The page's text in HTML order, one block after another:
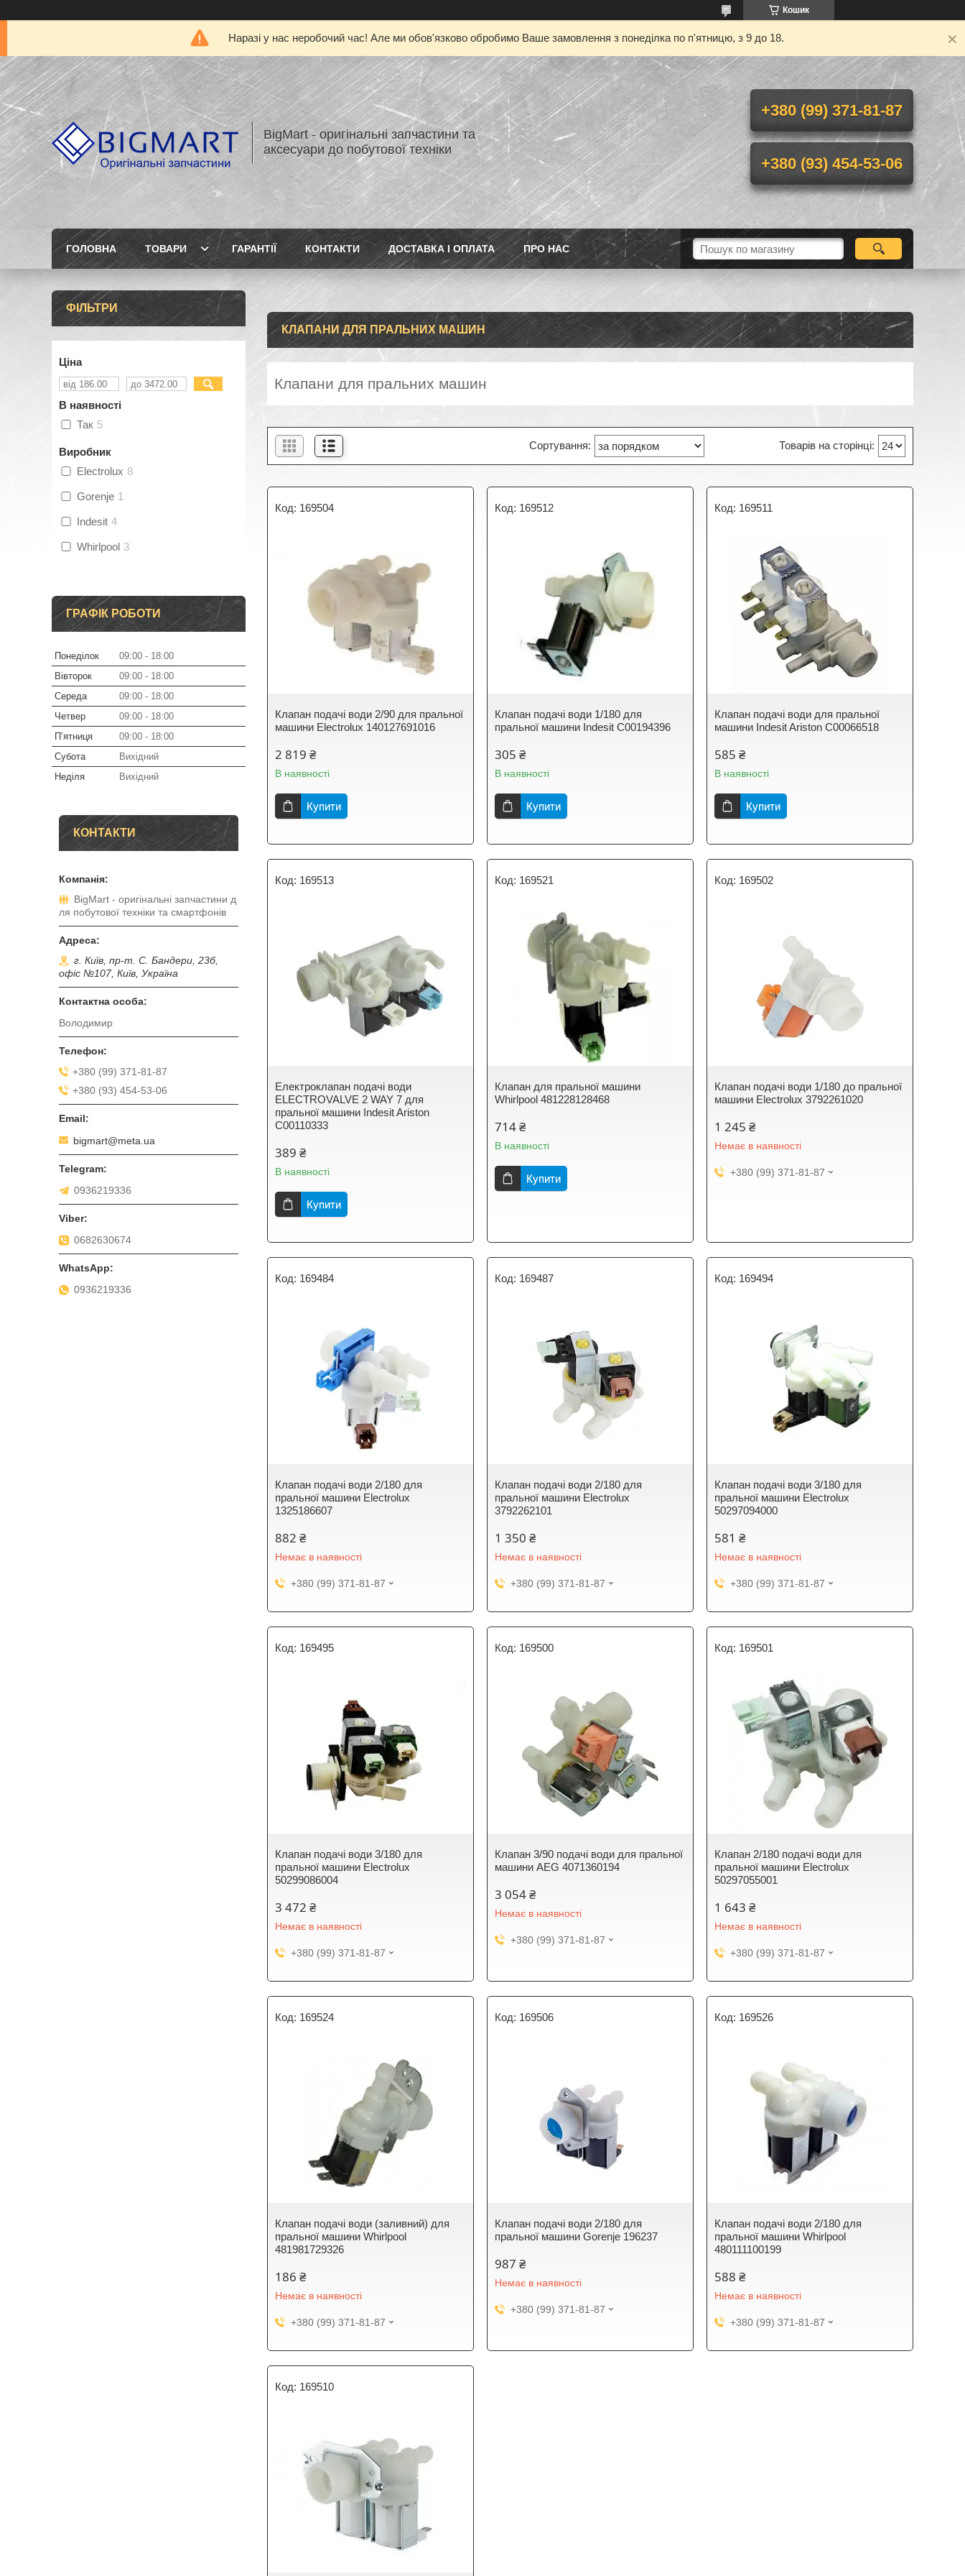
Кошик
Наразі у нас неробочий час! Але ми обов'язково обробимо Ваше замовлення з понеділка по п'ятницю, з 9 до 18.
BigMart - оригінальні запчастини та
аксесуари до побутової техніки
+380 (99) 371-81-87
+380 (93) 454-53-06
ГОЛОВНА ТОВАРИ ГАРАНТІЇ КОНТАКТИ ДОСТАВКА І ОПЛАТА ПРО НАС
КЛАПАНИ ДЛЯ ПРАЛЬНИХ МАШИН
Клапани для пральних машин
169504
Клапан подачі води 2/90 для пральної
машини Electrolux 140127691016
2 819 ₴
В наявності
Купити
169512
Клапан подачі води 1/180 для
пральної машини Indesit C00194396
305 ₴
В наявності
Купити
169511
Клапан подачі води для пральної
машини Indesit Ariston C00066518
585 ₴
В наявності
Купити
169513
Електроклапан подачі води
ELECTROVALVE 2 WAY 7 для
пральної машини Indesit Ariston
C00110333
389 ₴
В наявності
Купити
169521
Клапан для пральної машини
Whirlpool 481228128468
714 ₴
В наявності
Купити
169502
Клапан подачі води 1/180 до пральної
машини Electrolux 3792261020
1 245 ₴
Немає в наявності
+380 (99) 371-81-87
169484
Клапан подачі води 2/180 для
пральної машини Electrolux
1325186607
882 ₴
Немає в наявності
+380 (99) 371-81-87
169487
Клапан подачі води 2/180 для
пральної машини Electrolux
3792262101
1 350 ₴
Немає в наявності
+380 (99) 371-81-87
169494
Клапан подачі води 3/180 для
пральної машини Electrolux
50297094000
581 ₴
Немає в наявності
+380 (99) 371-81-87
169495
Клапан подачі води 3/180 для
пральної машини Electrolux
50299086004
3 472 ₴
Немає в наявності
+380 (99) 371-81-87
169500
Клапан 3/90 подачі води для пральної
машини AEG 4071360194
3 054 ₴
Немає в наявності
+380 (99) 371-81-87
169501
Клапан 2/180 подачі води для
пральної машини Electrolux
50297055001
1 643 ₴
Немає в наявності
+380 (99) 371-81-87
169524
Клапан подачі води (заливний) для
пральної машини Whirlpool
481981729326
186 ₴
Немає в наявності
+380 (99) 371-81-87
169506
Клапан подачі води 2/180 для
пральної машини Gorenje 196237
987 ₴
Немає в наявності
+380 (99) 371-81-87
169526
Клапан подачі води 2/180 для
пральної машини Whirlpool
480111100199
588 ₴
Немає в наявності
+380 (99) 371-81-87
169510
ФІЛЬТРИ
Ціна
В наявності
Так 5
Виробник
Electrolux 8
Gorenje 1
Indesit 4
Whirlpool 3
ГРАФІК РОБОТИ
Понеділок 09:00
18:00
Вівторок
09:00
18:00
Середа
09:00
18:00
Четвер
09:00
18:00
Пʼятниця
09:00
18:00
Субота
Вихідний
Неділя
Вихідний
КОНТАКТИ
BigMart - оригінальні запчастини д
ля побутової техніки та смартфонів
г. Київ, пр-т. С. Бандери, 23б,
офіс №107, Київ, Україна
Володимир
+380 (99) 371-81-87
+380 (93) 454-53-06
bigmart@meta.ua
0936219336
0682630674
0936219336